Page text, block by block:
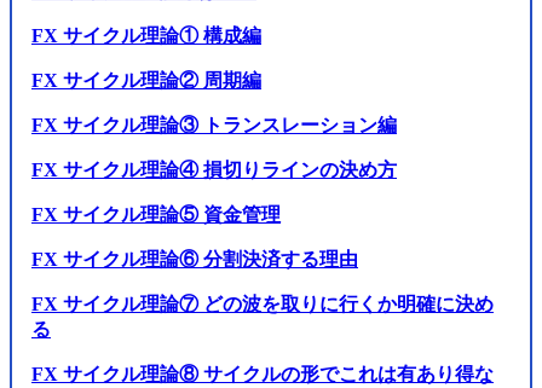
FX サイクル理論① 構成編
FX サイクル理論② 周期編
FX サイクル理論③ トランスレーション編
FX サイクル理論④ 損切りラインの決め方
FX サイクル理論⑤ 資金管理
FX サイクル理論⑥ 分割決済する理由
FX サイクル理論⑦ どの波を取りに行くか明確に決め
る
FX サイクル理論⑧ サイクルの形でこれは有あり得な